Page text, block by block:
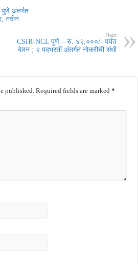
पुणे अंतर्गत
नवीन
Next
CSIR-NCL पुणे – रु. ४२,०००/- पर्यंत
वेतन ; २ पदभरतीं अंतर्गत नोकरीची संधी
published. Required fields are marked*